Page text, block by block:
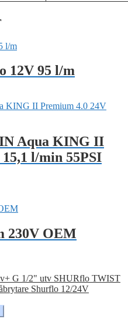
12V 95 l/m
Aqua KING II
l/min 55PSI
230V OEM
SHURflo TWIST